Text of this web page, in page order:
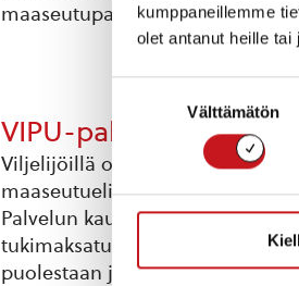
kumppaneillemme
olet antanut heille
Välttämätön
maaseutupalvelun
VIPU-palvelu toimii
Viljelijöillä on mahdollisuus
Palvelun kautta voi jättää
tukimaksatusta oman tilansa
puolestaan jättämään sähköiset